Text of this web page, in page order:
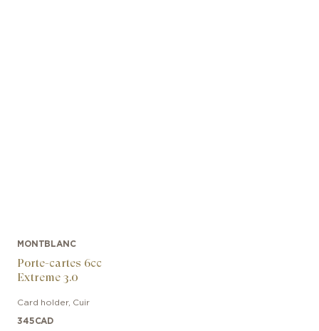
MONTBLANC
Porte-cartes 6cc
Extreme 3.0
Card holder, Cuir
345CAD